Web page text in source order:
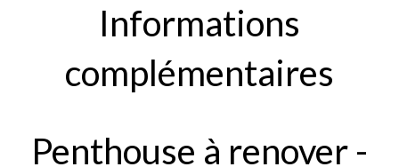
Informations
complémentaires
Penthouse à renover -